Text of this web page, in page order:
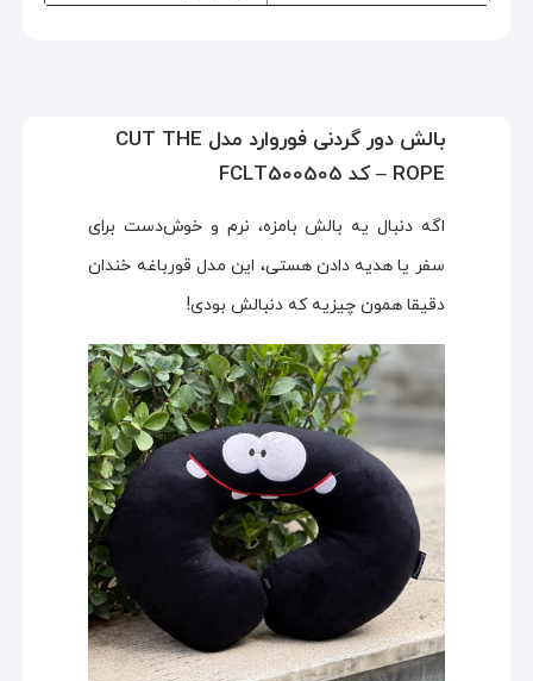
بالش دور گردنی فوروارد مدل CUT THE
ROPE – کد FCLT500505
اگه دنبال یه بالش بامزه، نرم و خوش‌دست برای
سفر یا هدیه دادن هستی، این مدل قورباغه خندان
دقیقا همون چیزیه که دنبالش بودی!